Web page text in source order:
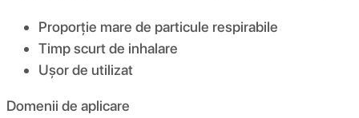
Proporție mare de particule respirabile
Timp scurt de inhalare
Ușor de utilizat
Domenii de aplicare